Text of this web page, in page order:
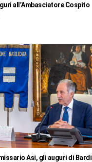
all’Ambasciatore Cospito
Asi, gli auguri di Bardi